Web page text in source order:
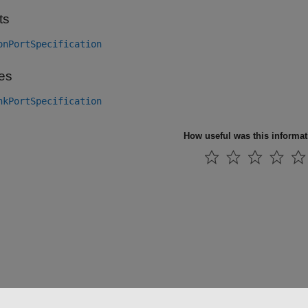
How useful was this